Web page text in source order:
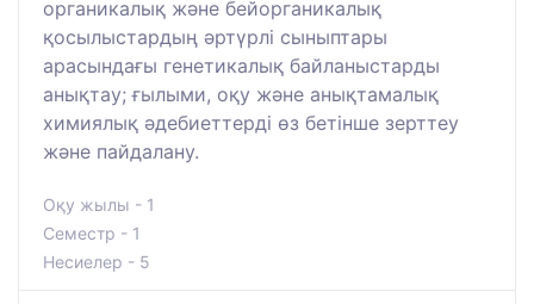
органикалық және бейорганикалық
қосылыстардың әртүрлі сыныптары
арасындағы генетикалық байланыстарды
анықтау; ғылыми, оқу және анықтамалық
химиялық әдебиеттерді өз бетінше зерттеу
және пайдалану.
Оқу жылы - 1
Семестр - 1
Несиелер - 5